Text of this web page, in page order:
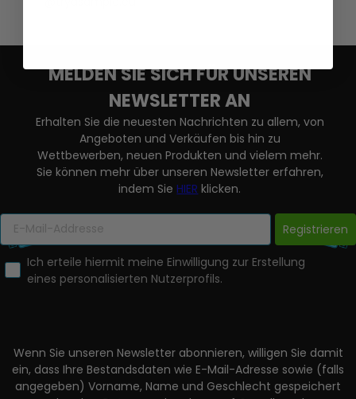
MELDEN SIE SICH FÜR UNSEREN
NEWSLETTER AN
Erhalten Sie die neuesten Nachrichten zu allem, von
Angeboten und Verkäufen bis hin zu
Wettbewerben, neuen Produkten und vielem mehr.
Sie können mehr über unseren Newsletter erfahren,
indem SieHIER klicken.
Registrieren
Ich erteile hiermit meine Einwilligung zur Erstellung
eines personalisierten Nutzerprofils.
Wenn Sie unseren Newsletter abonnieren, willigen Sie damit
ein, dass Ihre Bestandsdaten wie E-Mail-Adresse sowie (falls
angegeben) Vorname, Name und Geschlecht gespeichert